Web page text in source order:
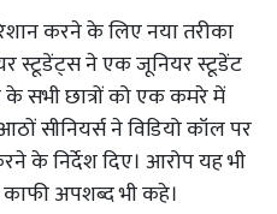
करने के लिए नया तरीका
स्टूडेंट्स ने एक जूनियर स्टूडेंट
सभी छात्रों को एक कमरे में
सीनियर्स ने विडियो कॉल पर
के निर्देश दिए। आरोप यह भी
काफी अपशब्द भी कहे।